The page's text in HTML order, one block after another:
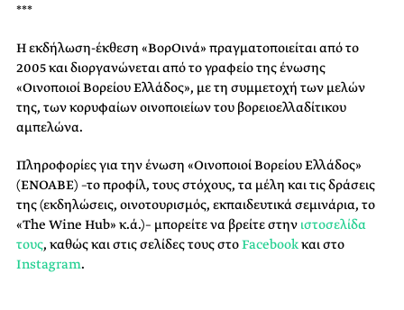
***
Η εκδήλωση-έκθεση «ΒορΟινά» πραγματοποιείται από το
2005 και διοργανώνεται από το γραφείο της ένωσης
«Οινοποιοί Βορείου Ελλάδος», με τη συμμετοχή των μελών
της, των κορυφαίων οινοποιείων του βορειοελλαδίτικου
αμπελώνα.
Πληροφορίες για την ένωση «Οινοποιοί Βορείου Ελλάδος»
(ΕΝΟΑΒΕ) –το προφίλ, τους στόχους, τα μέλη και τις δράσεις
της (εκδηλώσεις, οινοτουρισμός, εκπαιδευτικά σεμινάρια, το
«The Wine Hub» κ.ά.)– μπορείτε να βρείτε στην ιστοσελίδα
τους, καθώς και στις σελίδες τους στοFacebookκαι στο
Instagram.